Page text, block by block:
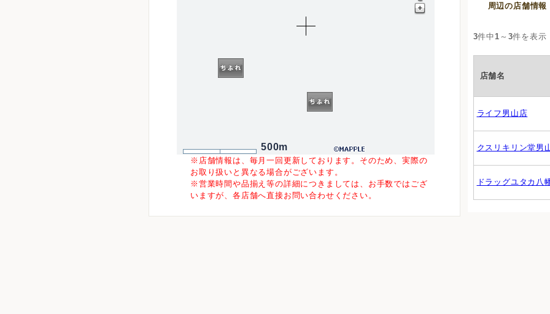
500m
※店舗情報は、毎月一回更新しております。そのため、実際の
お取り扱いと異なる場合がございます。
※営業時間や品揃え等の詳細につきましては、お手数ではござ
いますが、各店舗へ直接お問い合わせください。
周辺の店舗情報
3件中 1 ～ 3件を表示
店舗名
ライフ男山店
クスリキリン堂男
ドラッグユタカ八